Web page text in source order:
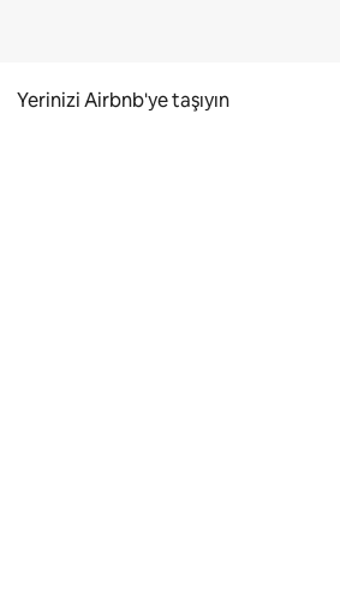
Yerinizi Airbnb'ye taşıyın